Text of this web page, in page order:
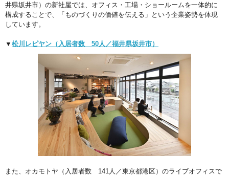
井県坂井市）の新社屋では、オフィス・工場・ショールームを一体的に
構成することで、「ものづくりの価値を伝える」という企業姿勢を体現
しています。
▼ 松川レピヤン（入居者数 50人／福井県坂井市）
また、オカモトヤ（入居者数 141人／東京都港区）のライブオフィスで